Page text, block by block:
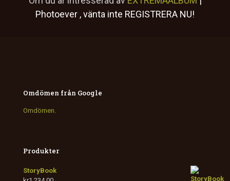
Photoever , vänta inte REGISTRERA NU!
Omdömen från Google
Omdömen.
Produkter
StoryBook